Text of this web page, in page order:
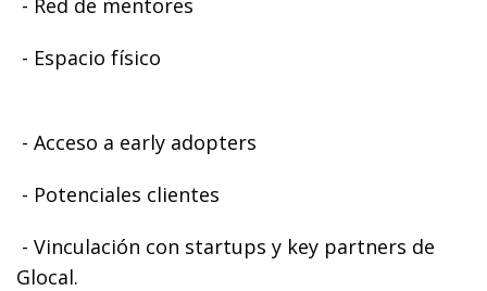
- Red de mentores
- Espacio físico
- Acceso a early adopters
- Potenciales clientes
- Vinculación con startups y key partners de
Glocal.